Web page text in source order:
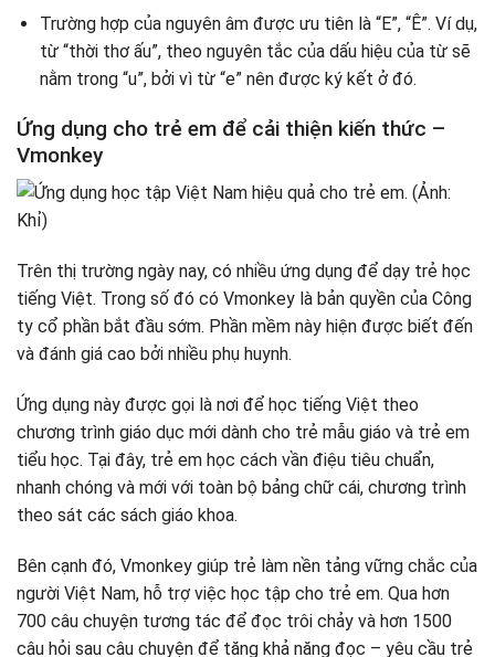
Trường hợp của nguyên âm được ưu tiên là “E”, “Ê”. Ví dụ,
từ “thời thơ ấu”, theo nguyên tắc của dấu hiệu của từ sẽ
nằm trong “u”, bởi vì từ “e” nên được ký kết ở đó.
Ứng dụng cho trẻ em để cải thiện kiến ​​thức –
Vmonkey
Trên thị trường ngày nay, có nhiều ứng dụng để dạy trẻ học
tiếng Việt. Trong số đó có Vmonkey là bản quyền của Công
ty cổ phần bắt đầu sớm. Phần mềm này hiện được biết đến
và đánh giá cao bởi nhiều phụ huynh.
Ứng dụng này được gọi là nơi để học tiếng Việt theo
chương trình giáo dục mới dành cho trẻ mẫu giáo và trẻ em
tiểu học. Tại đây, trẻ em học cách vần điệu tiêu chuẩn,
nhanh chóng và mới với toàn bộ bảng chữ cái, chương trình
theo sát các sách giáo khoa.
Bên cạnh đó, Vmonkey giúp trẻ làm nền tảng vững chắc của
người Việt Nam, hỗ trợ việc học tập cho trẻ em. Qua hơn
700 câu chuyện tương tác để đọc trôi chảy và hơn 1500
câu hỏi sau câu chuyện để tăng khả năng đọc – yêu cầu trẻ